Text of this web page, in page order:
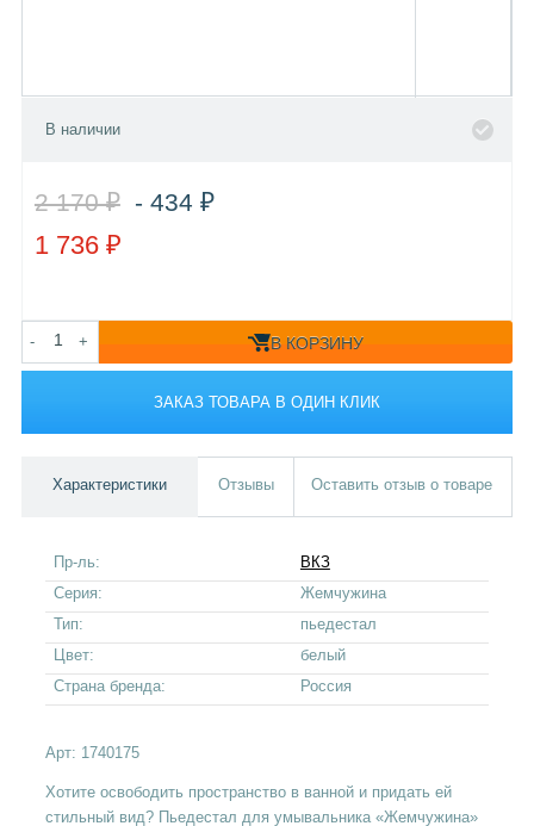
В наличии
2 170 ₽ - 434 ₽
1 736 ₽
- + В КОРЗИНУ
ЗАКАЗ ТОВАРА В ОДИН КЛИК
Характеристики Отзывы Оставить отзыв о товаре
Пр-ль:
ВКЗ
Серия:
Жемчужина
Тип:
пьедестал
Цвет:
белый
Страна бренда:
Россия
Арт: 1740175
Хотите освободить пространство в ванной и придать ей
стильный вид? Пьедестал для умывальника «Жемчужина»